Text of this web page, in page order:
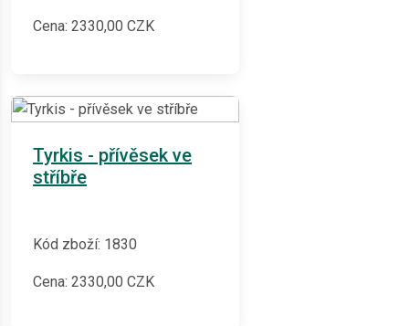
Cena: 2330,00 CZK
Tyrkis - přívěsek ve
stříbře
Kód zboží: 1830
Cena: 2330,00 CZK